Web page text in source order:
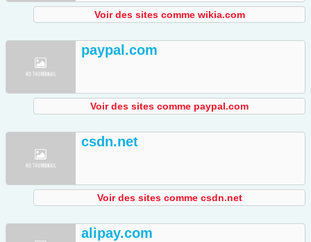
Voir des sites comme wikia.com
paypal.com
Voir des sites comme paypal.com
csdn.net
Voir des sites comme csdn.net
alipay.com